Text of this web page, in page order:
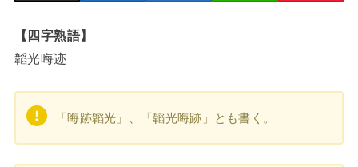
【四字熟語】
韜光晦迹
「晦跡韜光」、「韜光晦跡」とも書く。